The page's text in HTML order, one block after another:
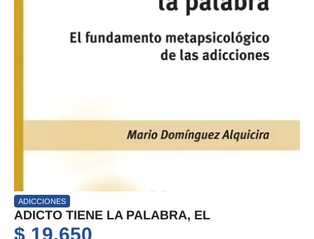
ADICCIONES
ADICTO TIENE LA PALABRA, EL
$ 19.650